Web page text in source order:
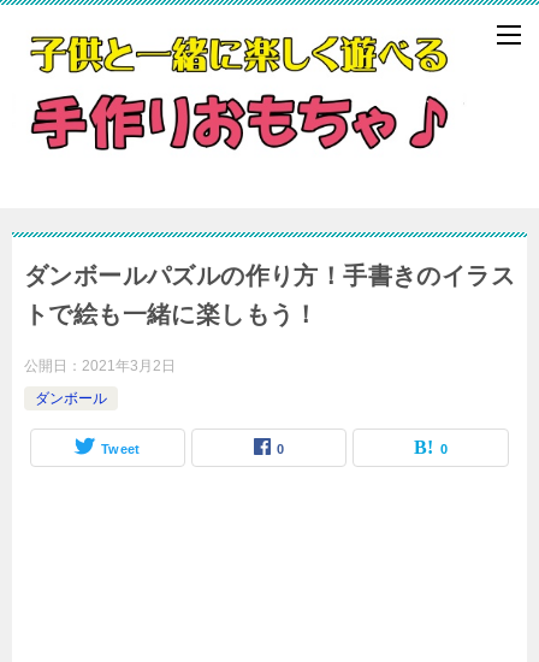
ダンボールパズルの作り方！手書きのイラス
トで絵も一緒に楽しもう！
公開日： 2021年3月2日
ダンボール
Tweet 0 0